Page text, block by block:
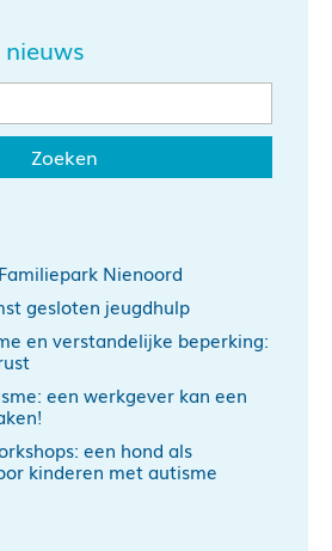
Nienoord
gesloten jeugdhulp
en verstandelijke beperking:
een werkgever kan een
een hond als
kinderen met autisme